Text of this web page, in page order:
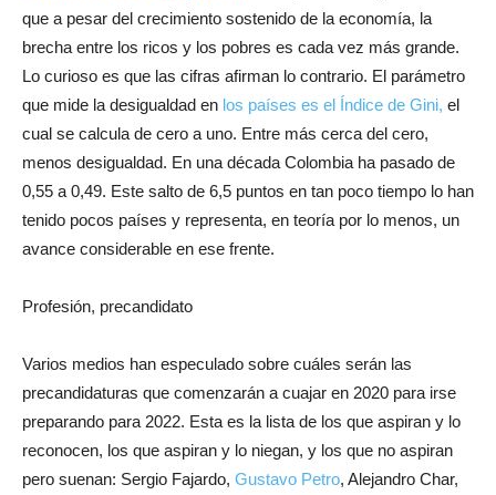
que a pesar del crecimiento sostenido de la economía, la
brecha entre los ricos y los pobres es cada vez más grande.
Lo curioso es que las cifras afirman lo contrario. El parámetro
que mide la desigualdad en los países es el Índice de Gini, el
cual se calcula de cero a uno. Entre más cerca del cero,
menos desigualdad. En una década Colombia ha pasado de
0,55 a 0,49. Este salto de 6,5 puntos en tan poco tiempo lo han
tenido pocos países y representa, en teoría por lo menos, un
avance considerable en ese frente.
Profesión, precandidato
Varios medios han especulado sobre cuáles serán las
precandidaturas que comenzarán a cuajar en 2020 para irse
preparando para 2022. Esta es la lista de los que aspiran y lo
reconocen, los que aspiran y lo niegan, y los que no aspiran
pero suenan: Sergio Fajardo, Gustavo Petro, Alejandro Char,